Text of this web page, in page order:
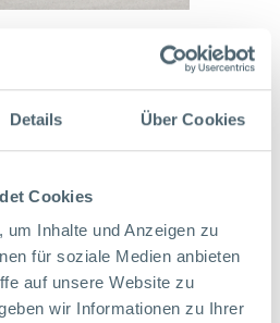
Details Über Cookies
Cookies
Inhalte und Anzeigen zu
für soziale Medien anbieten
auf unsere Website zu
wir Informationen zu Ihrer